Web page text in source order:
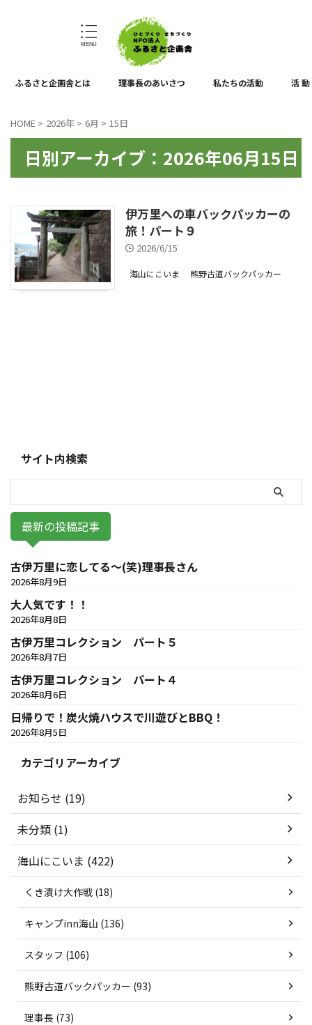
ふるさと企画舎とは 理事長のあいさつ 私たちの活動 活 動
HOME > 2026年 > 6月 > 15日
日別アーカイブ：2026年06月15日
伊万里への車バックパッカーの
旅！パート９
2026/6/15
海山にこいま 熊野古道バックパッカー
サイト内検索
最新の投稿記事
古伊万里に恋してる～(笑)理事長さん
2026年8月9日
大人気です！！
2026年8月8日
古伊万里コレクション パート５
2026年8月7日
古伊万里コレクション パート４
2026年8月6日
日帰りで！炭火焼ハウスで川遊びとBBQ！
2026年8月5日
カテゴリアーカイブ
お知らせ (19)
未分類 (1)
海山にこいま (422)
くき漬け大作戦 (18)
キャンプinn海山 (136)
スタッフ (106)
熊野古道バックパッカー (93)
理事長 (73)